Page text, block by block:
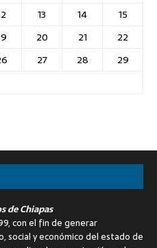
13 14
15
20 21
22
27 28
29
de Chiapas
con el fin de generar
social y económico del estado de